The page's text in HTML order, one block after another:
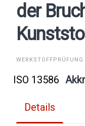
der
WERKSTOFFPRÜFUNG
ISO 13586
Details